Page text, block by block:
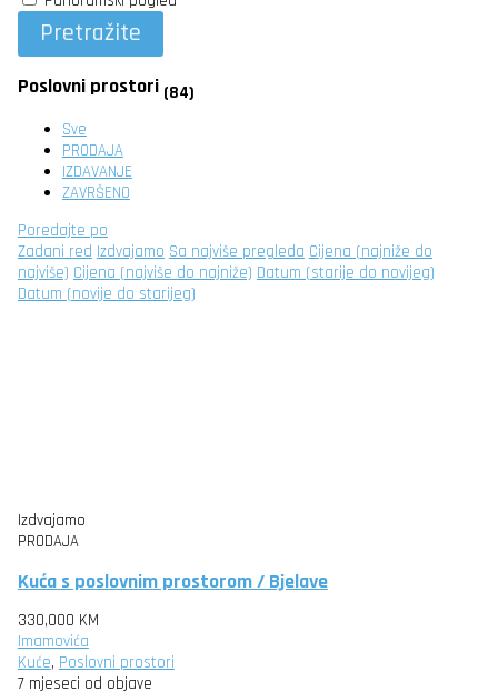
Pretražite
Poslovni prostori (84)
Sve
PRODAJA
IZDAVANJE
ZAVRŠENO
Poredajte po
Zadani red Izdvajamo Sa najviše pregleda Cijena (najniže do
najviše) Cijena (najviše do najniže) Datum (starije do novijeg)
Datum (novije do starijeg)
Izdvajamo
PRODAJA
Kuća s poslovnim prostorom / Bjelave
330,000 KM
Imamovića
Kuće, Poslovni prostori
7 mjeseci od objave